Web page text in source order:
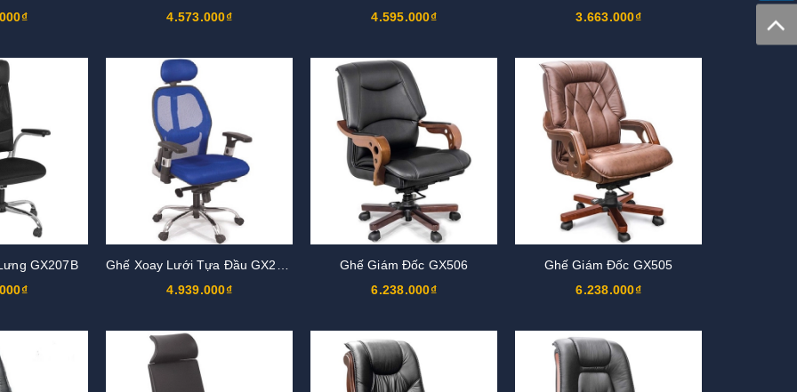
4.573.000₫
4.595.000₫
3.663.000₫
GX207B
4.939.000₫
Ghế Giám Đốc GX506
6.238.000₫
Ghế Giám Đốc GX505
6.238.000₫